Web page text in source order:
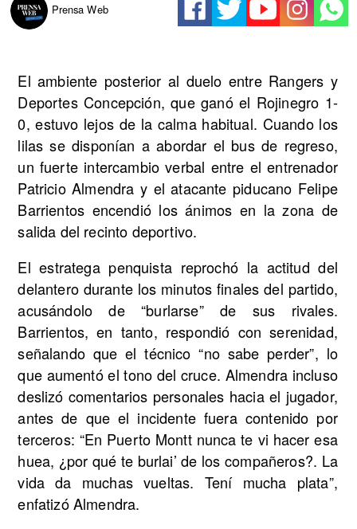
Prensa Web
El ambiente posterior al duelo entre Rangers y
Deportes Concepción, que ganó el Rojinegro 1-
0, estuvo lejos de la calma habitual. Cuando los
lilas se disponían a abordar el bus de regreso,
un fuerte intercambio verbal entre el entrenador
Patricio Almendra y el atacante piducano Felipe
Barrientos encendió los ánimos en la zona de
salida del recinto deportivo.
El estratega penquista reprochó la actitud del
delantero durante los minutos finales del partido,
acusándolo de “burlarse” de sus rivales.
Barrientos, en tanto, respondió con serenidad,
señalando que el técnico “no sabe perder”, lo
que aumentó el tono del cruce. Almendra incluso
deslizó comentarios personales hacia el jugador,
antes de que el incidente fuera contenido por
terceros: “En Puerto Montt nunca te vi hacer esa
huea, ¿por qué te burlai’ de los compañeros?. La
vida da muchas vueltas. Tení mucha plata”,
enfatizó Almendra.